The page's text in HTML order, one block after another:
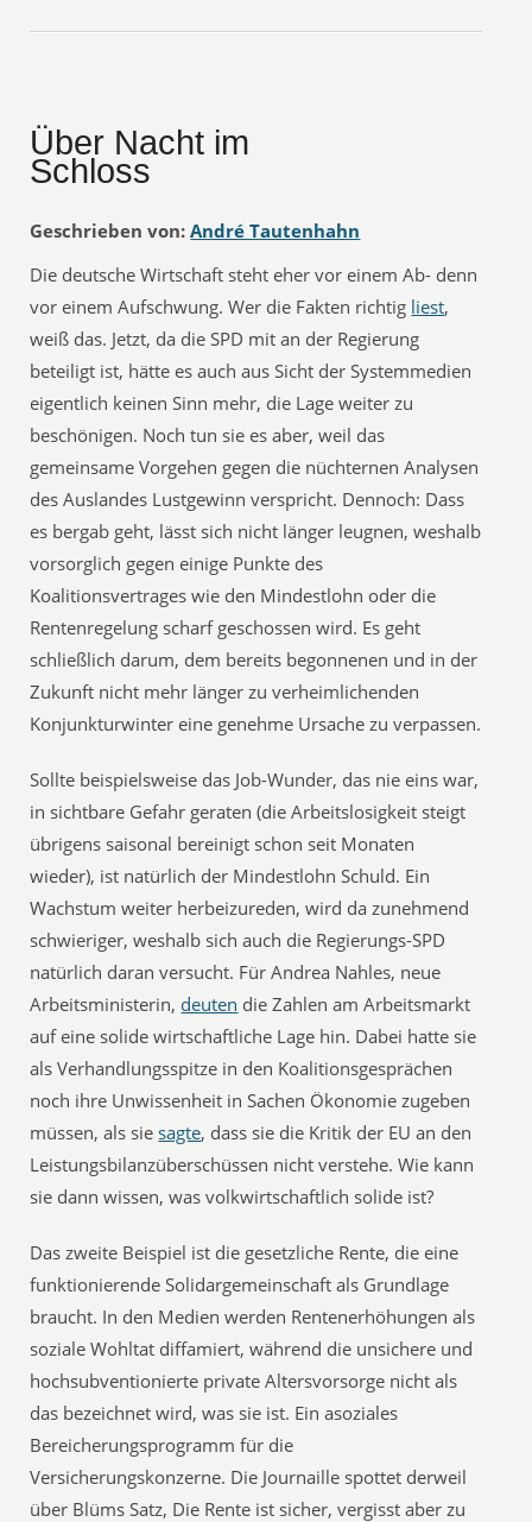
Über Nacht im
Schloss
Geschrieben von: André Tautenhahn
Die deutsche Wirtschaft steht eher vor einem Ab- denn
vor einem Aufschwung. Wer die Fakten richtig liest,
weiß das. Jetzt, da die SPD mit an der Regierung
beteiligt ist, hätte es auch aus Sicht der Systemmedien
eigentlich keinen Sinn mehr, die Lage weiter zu
beschönigen. Noch tun sie es aber, weil das
gemeinsame Vorgehen gegen die nüchternen Analysen
des Auslandes Lustgewinn verspricht. Dennoch: Dass
es bergab geht, lässt sich nicht länger leugnen, weshalb
vorsorglich gegen einige Punkte des
Koalitionsvertrages wie den Mindestlohn oder die
Rentenregelung scharf geschossen wird. Es geht
schließlich darum, dem bereits begonnenen und in der
Zukunft nicht mehr länger zu verheimlichenden
Konjunkturwinter eine genehme Ursache zu verpassen.
Sollte beispielsweise das Job-Wunder, das nie eins war,
in sichtbare Gefahr geraten (die Arbeitslosigkeit steigt
übrigens saisonal bereinigt schon seit Monaten
wieder), ist natürlich der Mindestlohn Schuld. Ein
Wachstum weiter herbeizureden, wird da zunehmend
schwieriger, weshalb sich auch die Regierungs-SPD
natürlich daran versucht. Für Andrea Nahles, neue
Arbeitsministerin, deuten die Zahlen am Arbeitsmarkt
auf eine solide wirtschaftliche Lage hin. Dabei hatte sie
als Verhandlungsspitze in den Koalitionsgesprächen
noch ihre Unwissenheit in Sachen Ökonomie zugeben
müssen, als siesagte, dass sie die Kritik der EU an den
Leistungsbilanzüberschüssen nicht verstehe. Wie kann
sie dann wissen, was volkwirtschaftlich solide ist?
Das zweite Beispiel ist die gesetzliche Rente, die eine
funktionierende Solidargemeinschaft als Grundlage
braucht. In den Medien werden Rentenerhöhungen als
soziale Wohltat diffamiert, während die unsichere und
hochsubventionierte private Altersvorsorge nicht als
das bezeichnet wird, was sie ist. Ein asoziales
Bereicherungsprogramm für die
Versicherungskonzerne. Die Journaille spottet derweil
über Blüms Satz, Die Rente ist sicher, vergisst aber zu